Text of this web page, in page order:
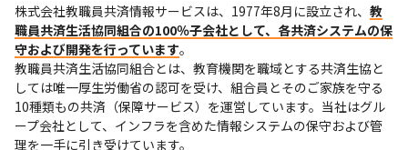
株式会社教職員共済情報サービスは、1977年8月に設立され、 教
職員共済生活協同組合の100％子会社として、各共済システムの保
守および開発を行っています。
教職員共済生活協同組合とは、教育機関を職域とする共済生協と
しては唯一厚生労働省の認可を受け、組合員とそのご家族を守る
10種類もの共済（保障サービス）を運営しています。当社はグル
ープ会社として、インフラを含めた情報システムの保守および管
理を一手に引き受けています。